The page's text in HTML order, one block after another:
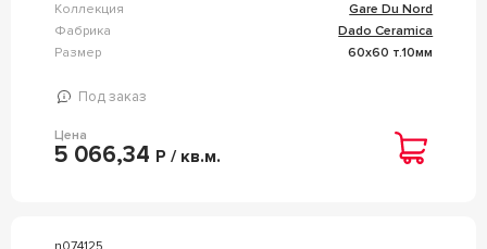
Коллекция
Gare Du Nord
Фабрика
Dado Ceramica
Размер
60x60 т.10мм
Под заказ
Цена
5 066,34 Р / кв.м.